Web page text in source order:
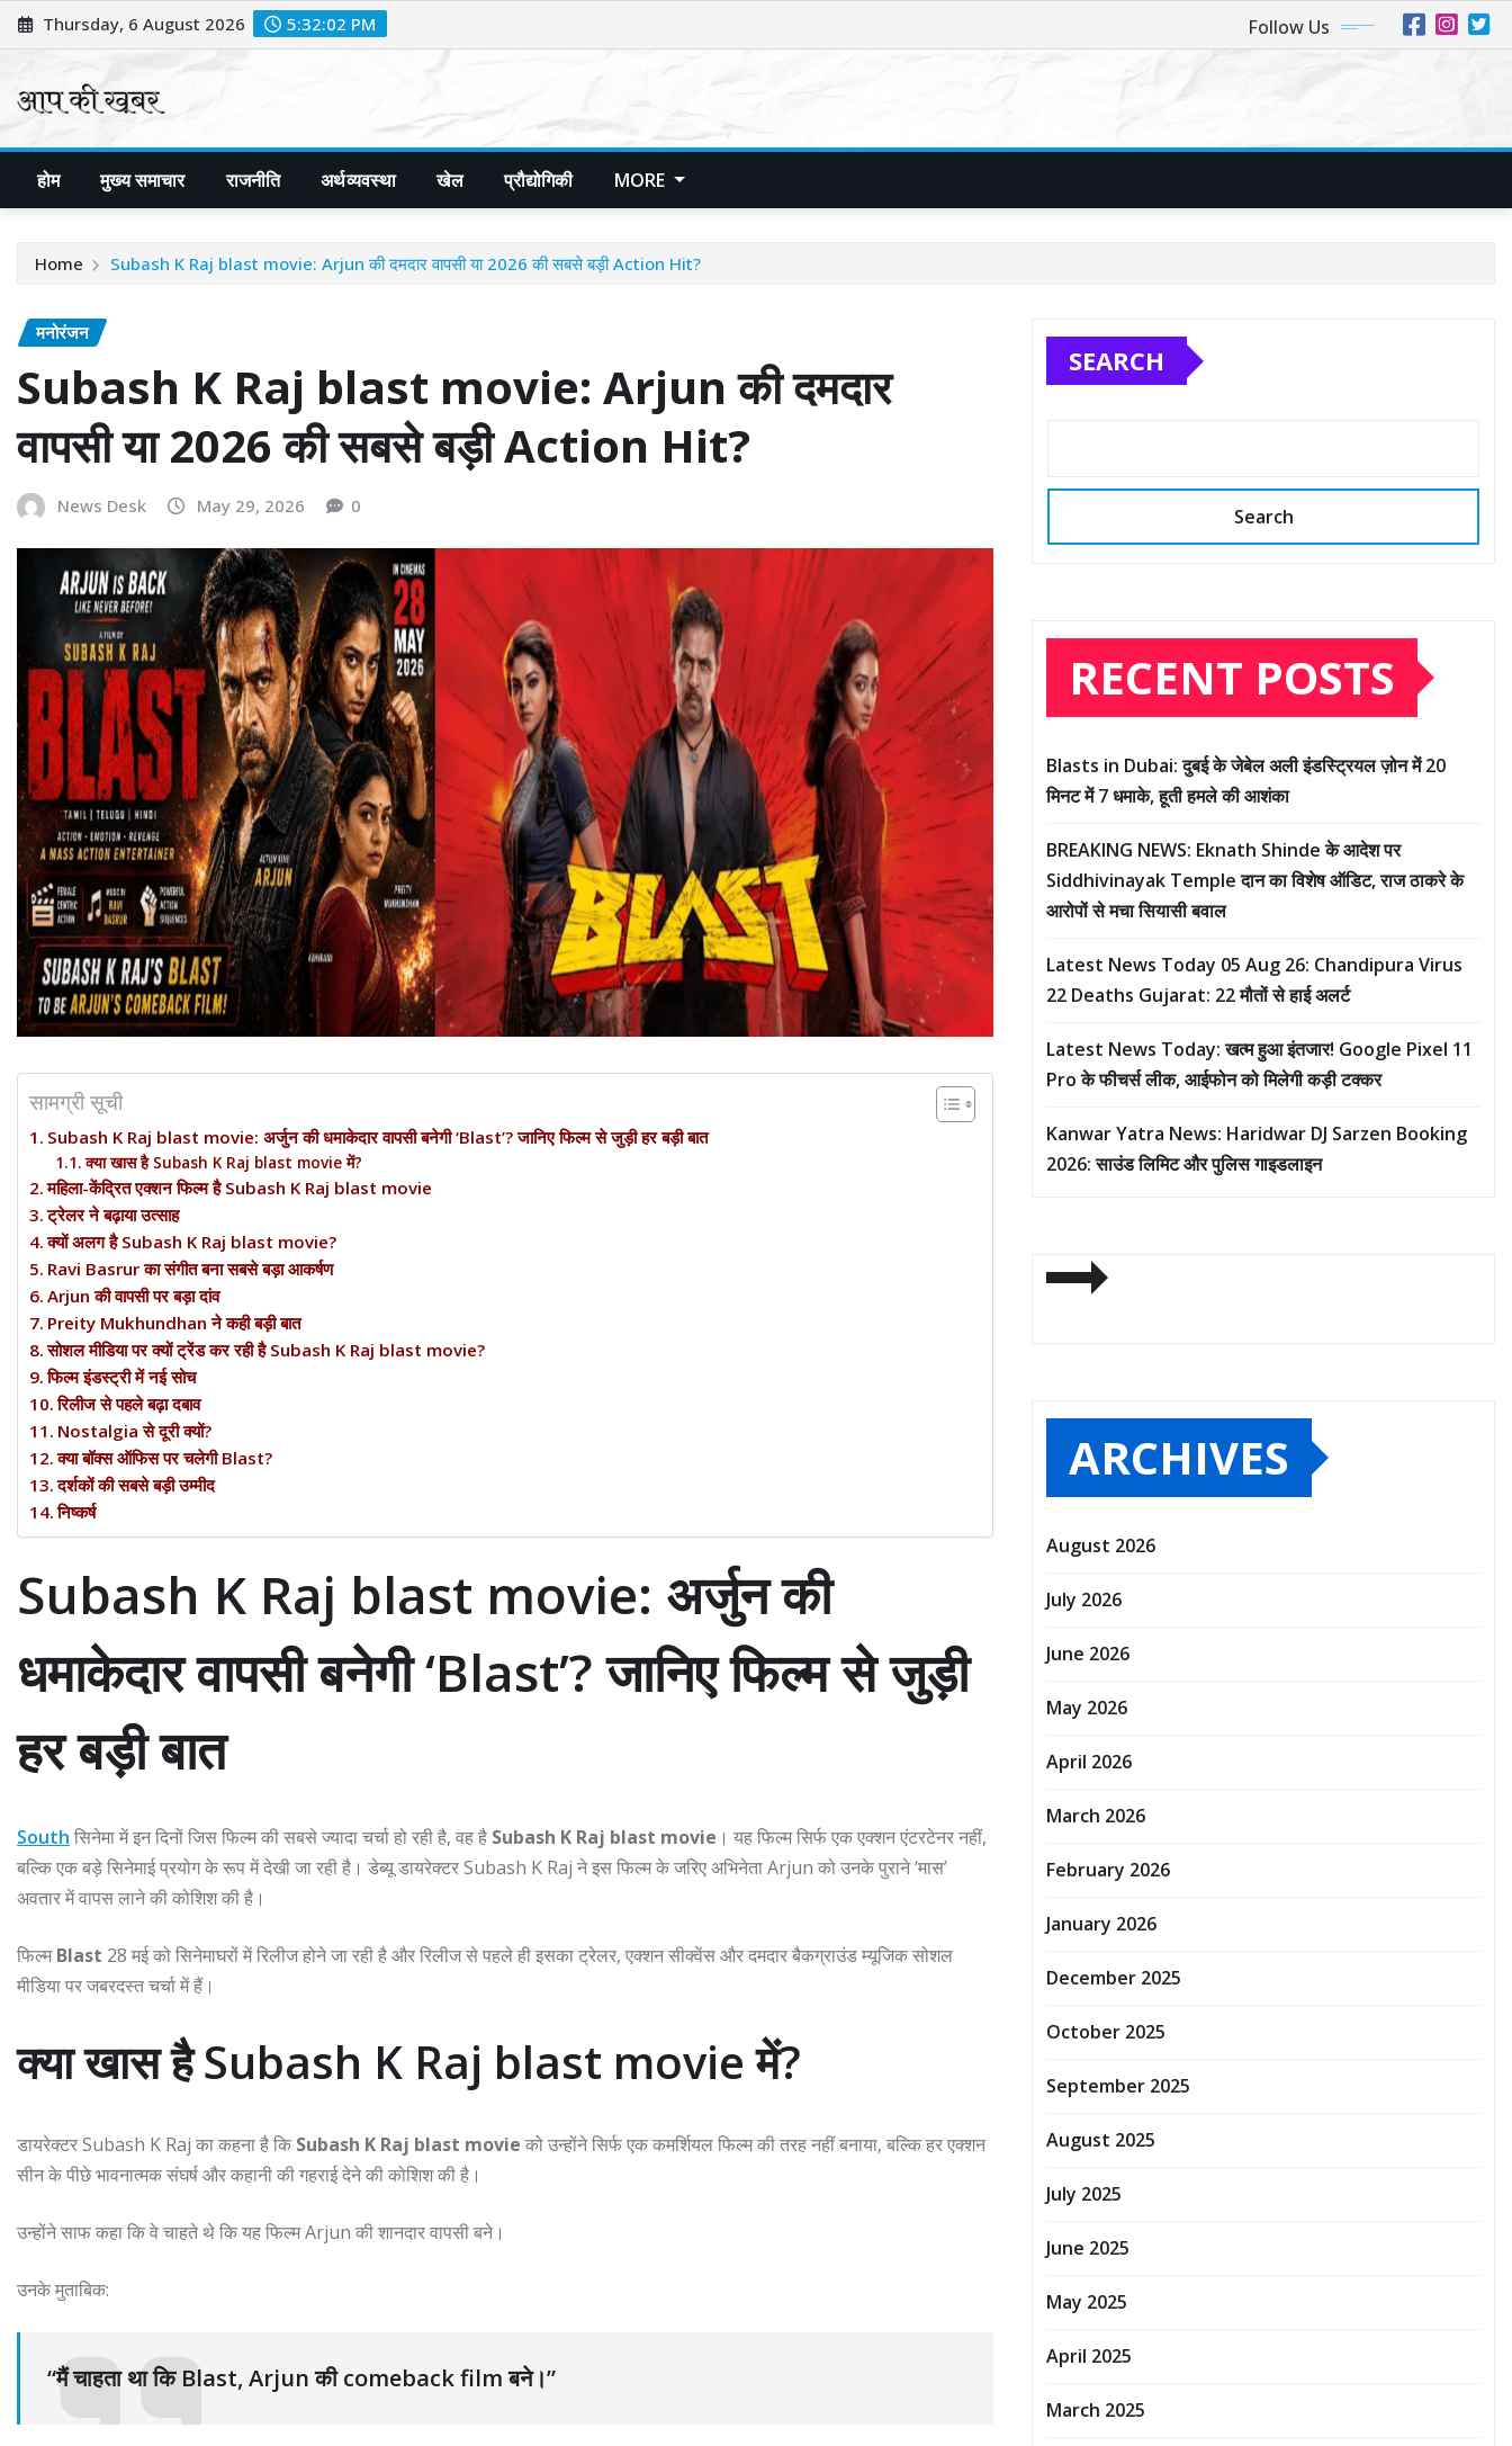
Skip
to
Thursday, 6 August 2026 5:32:03 PM Follow Us
होम मुख्य समाचार राजनीति अर्थव्यवस्था खेल प्रौद्योगिकी MORE
Home Subash K Raj blast movie: Arjun की दमदार वापसी या 2026 की सबसे बड़ी Action Hit?
मनोरंजन
Subash K Raj blast movie: Arjun की दमदार
वापसी या 2026 की सबसे बड़ी Action Hit?
News Desk May 29, 2026 0
सामग्री सूची
Subash K Raj blast movie: अर्जुन की धमाकेदार वापसी बनेगी ‘Blast’? जानिए फिल्म से जुड़ी हर बड़ी बात
क्या खास है Subash K Raj blast movie में?
महिला-केंद्रित एक्शन फिल्म है Subash K Raj blast movie
ट्रेलर ने बढ़ाया उत्साह
क्यों अलग है Subash K Raj blast movie?
Ravi Basrur का संगीत बना सबसे बड़ा आकर्षण
Arjun की वापसी पर बड़ा दांव
Preity Mukhundhan ने कही बड़ी बात
सोशल मीडिया पर क्यों ट्रेंड कर रही है Subash K Raj blast movie?
फिल्म इंडस्ट्री में नई सोच
रिलीज से पहले बढ़ा दबाव
Nostalgia से दूरी क्यों?
क्या बॉक्स ऑफिस पर चलेगी Blast?
दर्शकों की सबसे बड़ी उम्मीद
निष्कर्ष
Subash K Raj blast movie: अर्जुन की
धमाकेदार वापसी बनेगी ‘Blast’? जानिए फिल्म से जुड़ी
हर बड़ी बात
South सिनेमा में इन दिनों जिस फिल्म की सबसे ज्यादा चर्चा हो रही है, वह है Subash K Raj blast movie । यह फिल्म सिर्फ एक एक्शन एंटरटेनर नहीं,
बल्कि एक बड़े सिनेमाई प्रयोग के रूप में देखी जा रही है। डेब्यू डायरेक्टरSubash K Raj ने इस फिल्म के जरिए अभिनेताArjun को उनके पुराने ‘मास’
अवतार में वापस लाने की कोशिश की है।
फिल्मBlast 28 मई को सिनेमाघरों में रिलीज होने जा रही है और रिलीज से पहले ही इसका ट्रेलर, एक्शन सीक्वेंस और दमदार बैकग्राउंड म्यूजिक सोशल
मीडिया पर जबरदस्त चर्चा में हैं।
क्या खास है Subash K Raj blast movie में?
डायरेक्टरSubash K Raj का कहना है कि Subash K Raj blast movie को उन्होंने सिर्फ एक कमर्शियल फिल्म की तरह नहीं बनाया, बल्कि हर एक्शन
सीन के पीछे भावनात्मक संघर्ष और कहानी की गहराई देने की कोशिश की है।
उन्होंने साफ कहा कि वे चाहते थे कि यह फिल्मArjun की शानदार वापसी बने।
उनके मुताबिक:
“मैं चाहता था कि Blast, Arjun की comeback film बने।”
SEARCH
Search
RECENT POSTS
Blasts in Dubai: दुबई के जेबेल अली इंडस्ट्रियल ज़ोन में 20
मिनट में 7 धमाके, हूती हमले की आशंका
BREAKING NEWS: Eknath Shinde के आदेश पर
Siddhivinayak Temple दान का विशेष ऑडिट, राज ठाकरे के
आरोपों से मचा सियासी बवाल
Latest News Today 05 Aug 26: Chandipura Virus
22 Deaths Gujarat: 22 मौतों से हाई अलर्ट
Latest News Today: खत्म हुआ इंतजार! Google Pixel 11
Pro के फीचर्स लीक, आईफोन को मिलेगी कड़ी टक्कर
Kanwar Yatra News: Haridwar DJ Sarzen Booking
2026: साउंड लिमिट और पुलिस गाइडलाइन
ARCHIVES
August 2026
July 2026
June 2026
May 2026
April 2026
March 2026
February 2026
January 2026
December 2025
October 2025
September 2025
August 2025
July 2025
June 2025
May 2025
April 2025
March 2025